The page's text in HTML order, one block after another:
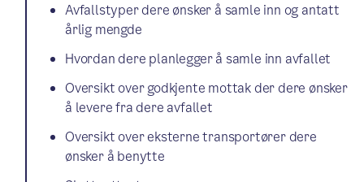
Avfallstyper dere ønsker å samle inn og antatt
årlig mengde
Hvordan dere planlegger å samle inn avfallet
Oversikt over godkjente mottak der dere ønsker
å levere fra dere avfallet
Oversikt over eksterne transportører dere
ønsker å benytte